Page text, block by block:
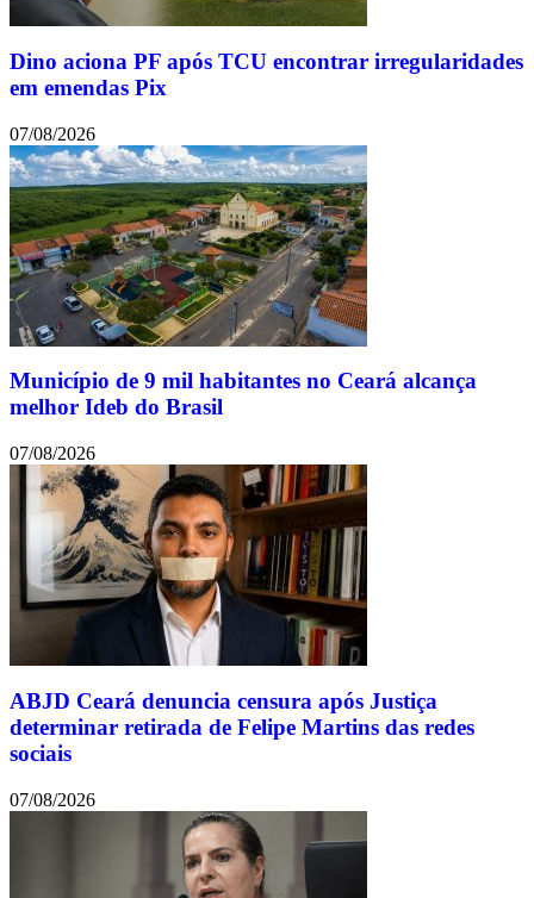
Dino aciona PF após TCU encontrar irregularidades
em emendas Pix
07/08/2026
Município de 9 mil habitantes no Ceará alcança
melhor Ideb do Brasil
07/08/2026
ABJD Ceará denuncia censura após Justiça
determinar retirada de Felipe Martins das redes
sociais
07/08/2026